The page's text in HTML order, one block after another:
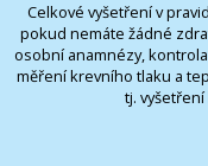
Celkové vyšetření v
pokud nemáte žádné
osobní anamnézy,
měření krevního tlaku a
tj.